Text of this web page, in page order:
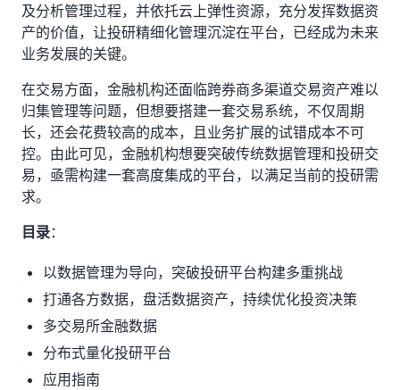
及分析管理过程，并依托云上弹性资源，充分发挥数据资
产的价值，让投研精细化管理沉淀在平台，已经成为未来
业务发展的关键。
在交易方面，金融机构还面临跨券商多渠道交易资产难以
归集管理等问题，但想要搭建一套交易系统，不仅周期
长，还会花费较高的成本，且业务扩展的试错成本不可
控。由此可见，金融机构想要突破传统数据管理和投研交
易，亟需构建一套高度集成的平台，以满足当前的投研需
求。
目录：
以数据管理为导向，突破投研平台构建多重挑战
打通各方数据，盘活数据资产，持续优化投资决策
多交易所金融数据
分布式量化投研平台
应用指南